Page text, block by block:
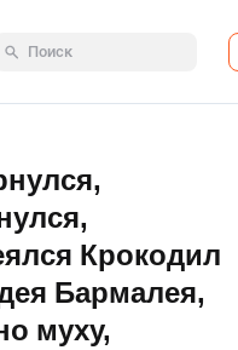
Крокодил
Бармалея,
муху,